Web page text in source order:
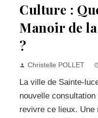
Culture :
Manoir de
?
Christelle POLLET
La ville de Sainte-
nouvelle
revivre ce lieux. Une